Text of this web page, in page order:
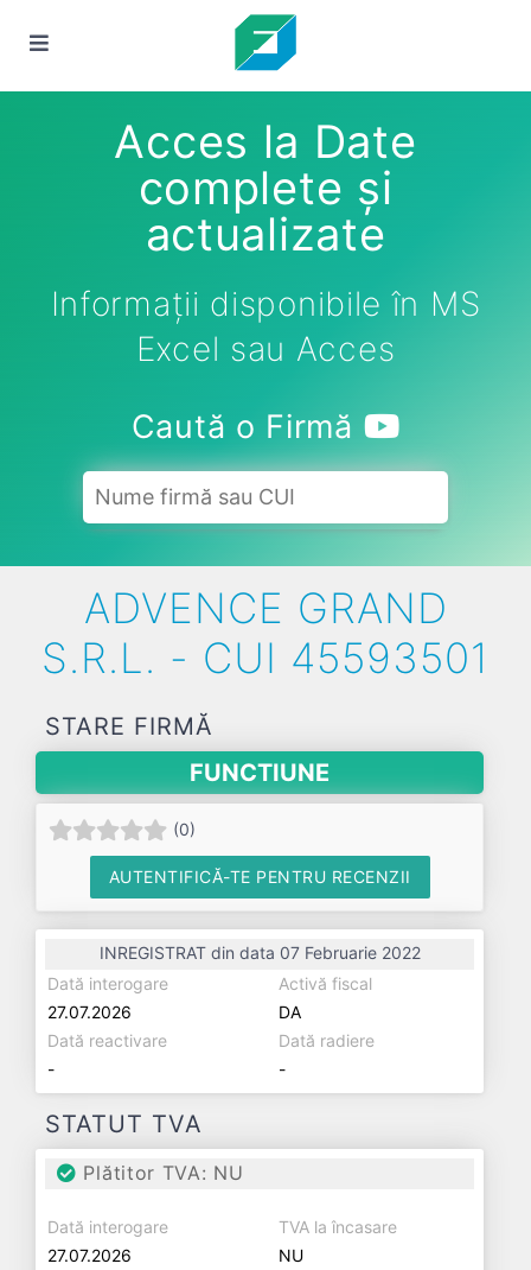
Acces la Date
complete și
actualizate
Informații disponibile în MS
Excel sau Acces
Caută o Firmă
ADVENCE GRAND
S.R.L. - CUI 45593501
STARE FIRMĂ
FUNCTIUNE
(0)
AUTENTIFICĂ-TE PENTRU RECENZII
INREGISTRAT din data 07 Februarie 2022
Dată interogare
27.07.2026
Activă fiscal
DA
Dată reactivare
-
Dată radiere
-
STATUT TVA
Plătitor TVA: NU
Dată interogare
27.07.2026
TVA la încasare
NU